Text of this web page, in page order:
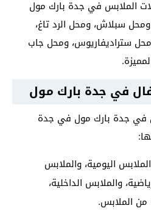
الملابس في جدة بارك مول
سبلاش، ومحل الرد تاغ،
ستراديفاريوس، ومحل جاب
في جدة بارك مول
في جدة بارك مول في جدة
اليومية، والملابس
والملابس الداخلية،
من الملابس.